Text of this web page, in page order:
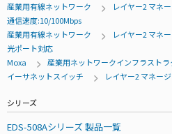
産業用有線ネットワーク
レイヤー2 マネ
通信速度:10/100Mbps
産業用有線ネットワーク
レイヤー2 マネ
光ポート対応
Moxa
産業用ネットワークインフラストラ
イーサネットスイッチ
レイヤー2 マネー
シリーズ
EDS-508Aシリーズ 製品一覧